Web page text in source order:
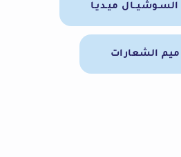
ميـديـا
الشعارات